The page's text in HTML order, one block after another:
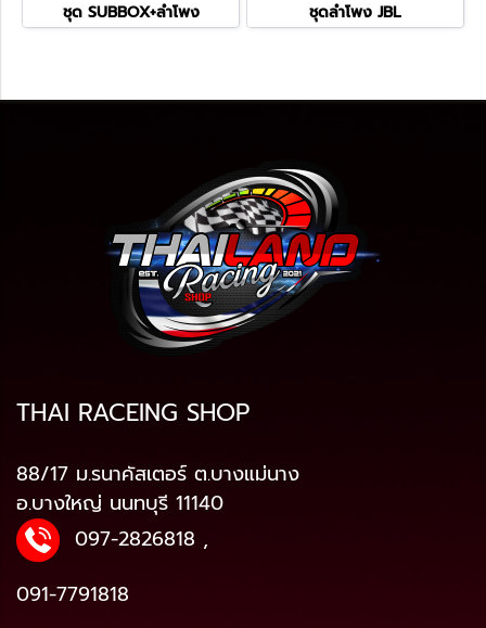
ชุด SUBBOX+ลำโพง ชุดลำโพง JBL
THAI RACEING SHOP
88/17 ม.รนาคัสเตอร์ ต.บางแม่นาง
อ.บางใหญ่ นนทบุรี 11140
097-2826818 ,
091-7791818